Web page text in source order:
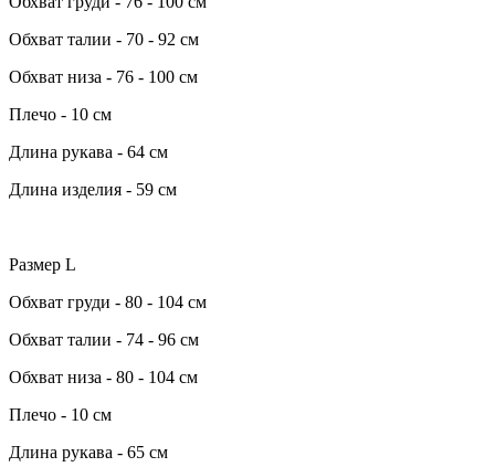
Обхват талии - 70 - 92 см
Обхват низа - 76 - 100 см
Плечо - 10 см
Длина рукава - 64 см
Длина изделия - 59 см
Размер L
Обхват груди - 80 - 104 см
Обхват талии - 74 - 96 см
Обхват низа - 80 - 104 см
Плечо - 10 см
Длина рукава - 65 см